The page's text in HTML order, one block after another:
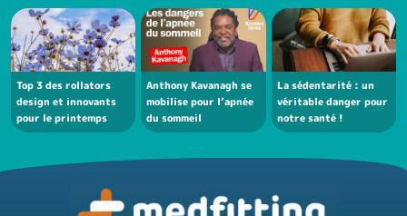
Top 3 des rollators
design et innovants
pour le printemps
Anthony Kavanagh se
mobilise pour l’apnée
du sommeil
La sédentarité : un
véritable danger pour
notre santé !